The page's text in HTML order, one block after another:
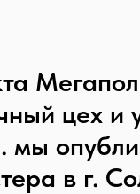
цех и
мы
в г.